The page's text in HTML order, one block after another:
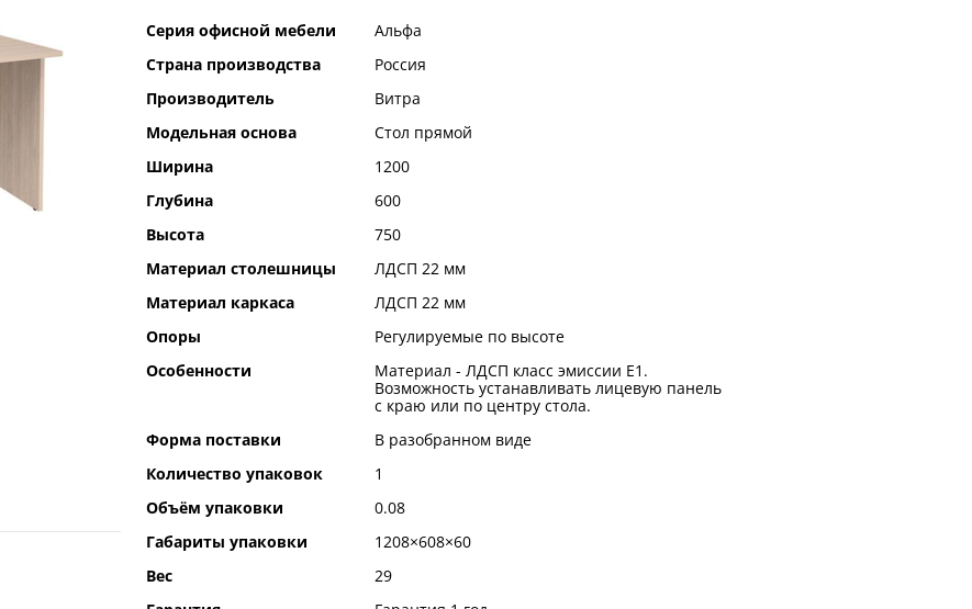
Дополнительная
информация
Серия офисной мебели
Альфа
Страна производства
Россия
Производитель
Витра
Модельная основа
Стол прямой
Ширина
1200
Глубина
600
Высота
750
Материал столешницы
ЛДСП 22 мм
Материал каркаса
ЛДСП 22 мм
Опоры
Регулируемые по высоте
Особенности
Материал - ЛДСП класс эмиссии Е1.
Возможность устанавливать лицевую панель
с краю или по центру стола.
Форма поставки
В разобранном виде
Количество упаковок
1
Объём упаковки
0.08
Габариты упаковки
1208×608×60
Вес
29